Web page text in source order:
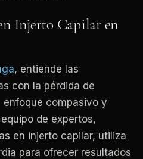
Injerto Capilar en
, entiende las
con la pérdida de
compasivo y
de expertos,
en injerto capilar, utiliza
para ofrecer resultados